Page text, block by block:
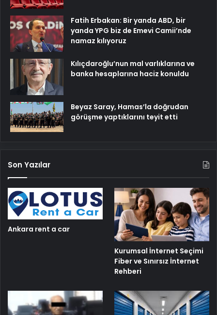
Fatih Erbakan: Bir yanda ABD, bir
yanda YPG biz de Emevi Camii’nde
namaz kılıyoruz
Kılıçdaroğlu’nun mal varlıklarına ve
banka hesaplarına haciz konuldu
Beyaz Saray, Hamas’la doğrudan
görüşme yaptıklarını teyit etti
Son Yazılar
Ankara rent a car
Kurumsal İnternet Seçimi
Fiber ve Sınırsız İnternet
Rehberi